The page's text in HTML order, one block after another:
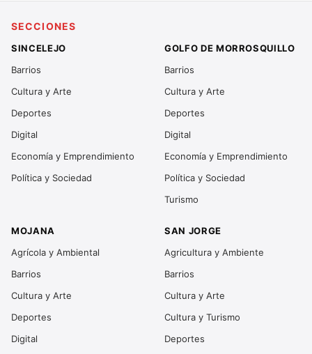
SECCIONES
SINCELEJO
Barrios
Cultura y Arte
Deportes
Digital
Economía y Emprendimiento
Política y Sociedad
GOLFO DE MORROSQUILLO
Barrios
Cultura y Arte
Deportes
Digital
Economía y Emprendimiento
Política y Sociedad
Turismo
MOJANA
Agrícola y Ambiental
Barrios
Cultura y Arte
Deportes
Digital
SAN JORGE
Agricultura y Ambiente
Barrios
Cultura y Arte
Cultura y Turismo
Deportes